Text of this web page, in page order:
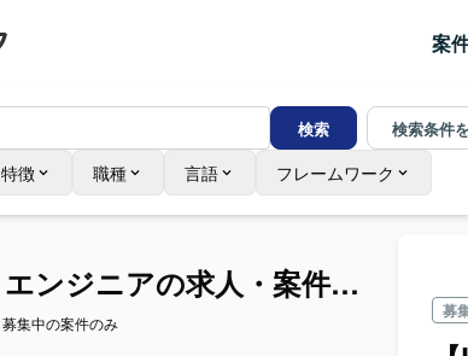
案
検索 検索条件
特徴 職種 言語 フレームワーク
ネイティブアプリエンジニアの求人・案件一覧
募集中の案件のみ
募